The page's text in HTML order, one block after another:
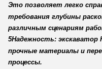
Это позволяет легко
требования глубины
различным сценариям
5Надежность: экскаватор
прочные материалы и
процессы.